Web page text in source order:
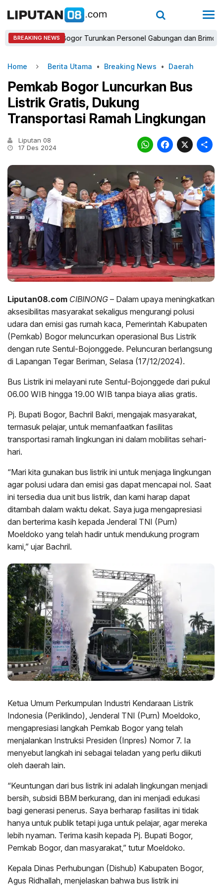
BREAKING NEWS
Kapolres Bogor Turunkan Personel Gabungan dan Brimob,
Home Berita Utama • Breaking News • Daerah
Pemkab Bogor Luncurkan Bus
Listrik Gratis, Dukung
Transportasi Ramah Lingkungan
Liputan 08
17 Des 2024
X
Liputan08.com CIBINONG – Dalam upaya meningkatkan
aksesibilitas masyarakat sekaligus mengurangi polusi
udara dan emisi gas rumah kaca, Pemerintah Kabupaten
(Pemkab) Bogor meluncurkan operasional Bus Listrik
dengan rute Sentul-Bojonggede. Peluncuran berlangsung
di Lapangan Tegar Beriman, Selasa (17/12/2024).
Bus Listrik ini melayani rute Sentul-Bojonggede dari pukul
06.00 WIB hingga 19.00 WIB tanpa biaya alias gratis.
Pj. Bupati Bogor, Bachril Bakri, mengajak masyarakat,
termasuk pelajar, untuk memanfaatkan fasilitas
transportasi ramah lingkungan ini dalam mobilitas sehari-
hari.
“Mari kita gunakan bus listrik ini untuk menjaga lingkungan
agar polusi udara dan emisi gas dapat mencapai nol. Saat
ini tersedia dua unit bus listrik, dan kami harap dapat
ditambah dalam waktu dekat. Saya juga mengapresiasi
dan berterima kasih kepada Jenderal TNI (Purn)
Moeldoko yang telah hadir untuk mendukung program
kami,” ujar Bachril.
Ketua Umum Perkumpulan Industri Kendaraan Listrik
Indonesia (Periklindo), Jenderal TNI (Purn) Moeldoko,
mengapresiasi langkah Pemkab Bogor yang telah
menjalankan Instruksi Presiden (Inpres) Nomor 7. Ia
menyebut langkah ini sebagai teladan yang perlu diikuti
oleh daerah lain.
“Keuntungan dari bus listrik ini adalah lingkungan menjadi
bersih, subsidi BBM berkurang, dan ini menjadi edukasi
bagi generasi penerus. Saya berharap fasilitas ini tidak
hanya untuk publik tetapi juga untuk pelajar, agar mereka
lebih nyaman. Terima kasih kepada Pj. Bupati Bogor,
Pemkab Bogor, dan masyarakat,” tutur Moeldoko.
Kepala Dinas Perhubungan (Dishub) Kabupaten Bogor,
Agus Ridhallah, menjelaskan bahwa bus listrik ini